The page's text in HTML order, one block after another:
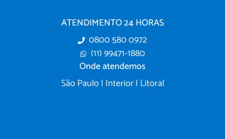
ATENDIMENTO 24 HORAS
0800 580 0972
(11) 99471-1880
Onde atendemos
São Paulo | Interior | Litoral